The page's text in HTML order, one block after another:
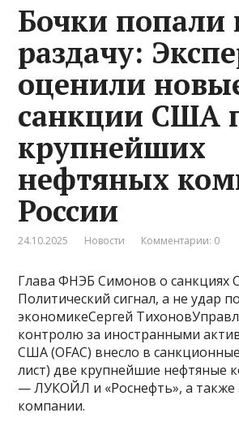
Бочки попали
раздачу:
оценили
санкции США
крупнейших
нефтяных
России
24.10.2025 Новости Комментарии: 0
Глава ФНЭБ Симонов о санкциях
Политический сигнал, а не удар по
экономикеСергей
контролю за иностранными
США (OFAC) внесло в
лист) две крупнейшие нефтяные
— ЛУКОЙЛ и «Роснефть», а также
компании.